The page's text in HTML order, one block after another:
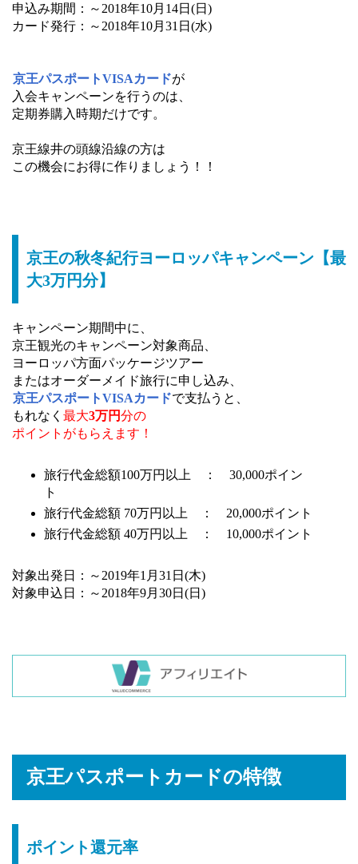
申込み期間：～2018年10月14日(日)
カード発行：～2018年10月31日(水)
京王パスポートVISAカードが
入会キャンペーンを行うのは、
定期券購入時期だけです。
京王線井の頭線沿線の方は
この機会にお得に作りましょう！！
京王の秋冬紀行ヨーロッパキャンペーン【最
大3万円分】
キャンペーン期間中に、
京王観光のキャンペーン対象商品、
ヨーロッパ方面パッケージツアー
またはオーダーメイド旅行に申し込み、
京王パスポートVISAカードで支払うと、
もれなく 最大3万円分の
ポイントがもらえます！
旅行代金総額100万円以上 ： 30,000ポイン
ト
旅行代金総額 70万円以上 ： 20,000ポイント
旅行代金総額 40万円以上 ： 10,000ポイント
対象出発日：～2019年1月31日(木)
対象申込日：～2018年9月30日(日)
京王パスポートカードの特徴
ポイント還元率